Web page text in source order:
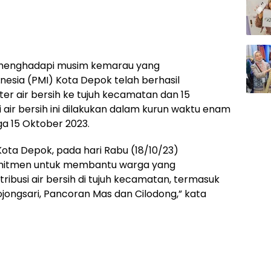
musim kemarau yang
(PMI) Kota Depok telah berhasil
air bersih ke tujuh kecamatan dan 15
bersih ini dilakukan dalam kurun waktu enam
15 Oktober 2023.
Depok, pada hari Rabu (18/10/23)
untuk membantu warga yang
air bersih di tujuh kecamatan, termasuk
Pancoran Mas dan Cilodong,” kata